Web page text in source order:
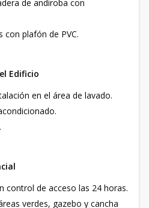
de andiroba con
con plafón de PVC.
Edificio
en el área de lavado.
control de acceso las 24 horas.
verdes, gazebo y cancha